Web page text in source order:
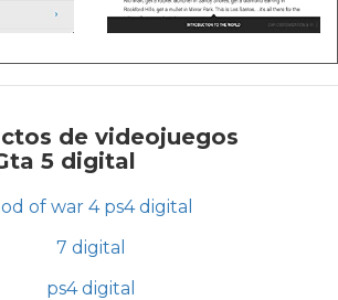
de videojuegos
5 digital
of war 4 ps4 digital
7 digital
ps4 digital